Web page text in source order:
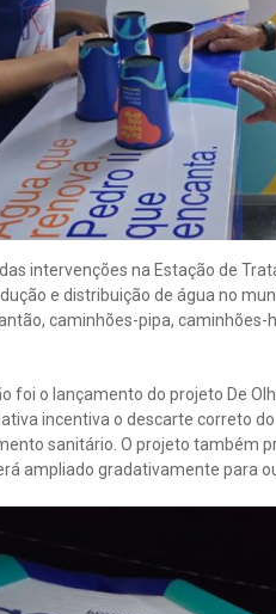
intervenções na Estação de
e distribuição de água no
caminhões-pipa,
foi o lançamento do projeto De
incentiva o descarte correto
sanitário. O projeto também
ampliado gradativamente para